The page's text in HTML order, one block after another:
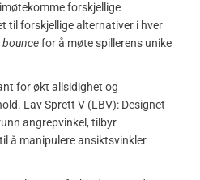
forskjellige
til forskjellige alternativer i hver
bouncefor å møte spillerens unike
for økt allsidighet og
Lav Sprett V (LBV): Designet
angrepvinkel, tilbyr
å manipulere ansiktsvinkler